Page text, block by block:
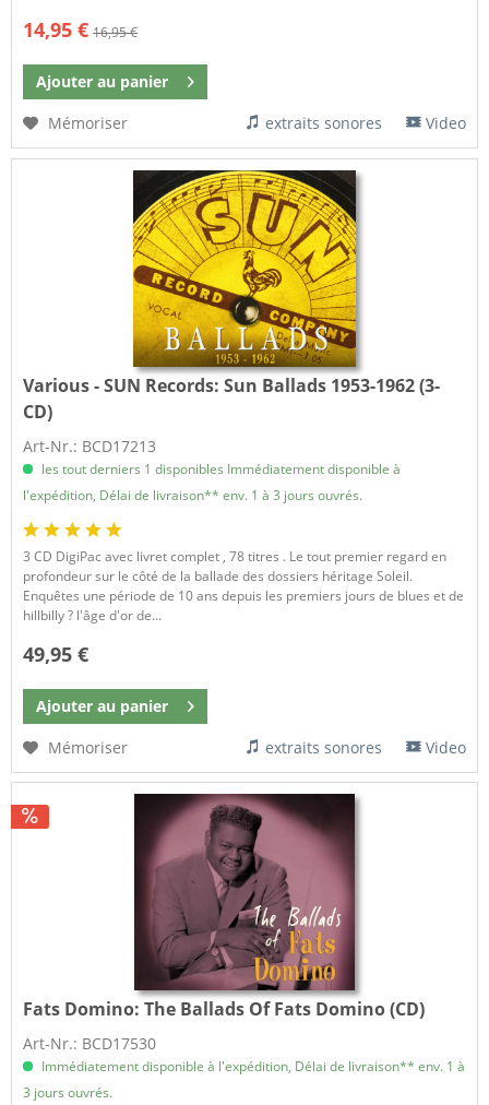
14,95 € 16,95 €
Ajouter au panier
Mémoriser
extraits sonores Video
Various - SUN Records:Sun Ballads 1953-1962 (3-
CD)
Art-Nr.: BCD17213
les tout derniers 1 disponibles Immédiatement disponible à
l'expédition, Délai de livraison** env. 1 à 3 jours ouvrés.
3 CD DigiPac avec livret complet , 78 titres . Le tout premier regard en
profondeur sur le côté de la ballade des dossiers héritage Soleil.
Enquêtes une période de 10 ans depuis les premiers jours de blues et de
hillbilly ? l'âge d'or de...
49,95 €
Ajouter au panier
Mémoriser
extraits sonores Video
Fats Domino:The Ballads Of Fats Domino (CD)
Art-Nr.: BCD17530
Immédiatement disponible à l'expédition, Délai de livraison** env. 1 à
3 jours ouvrés.